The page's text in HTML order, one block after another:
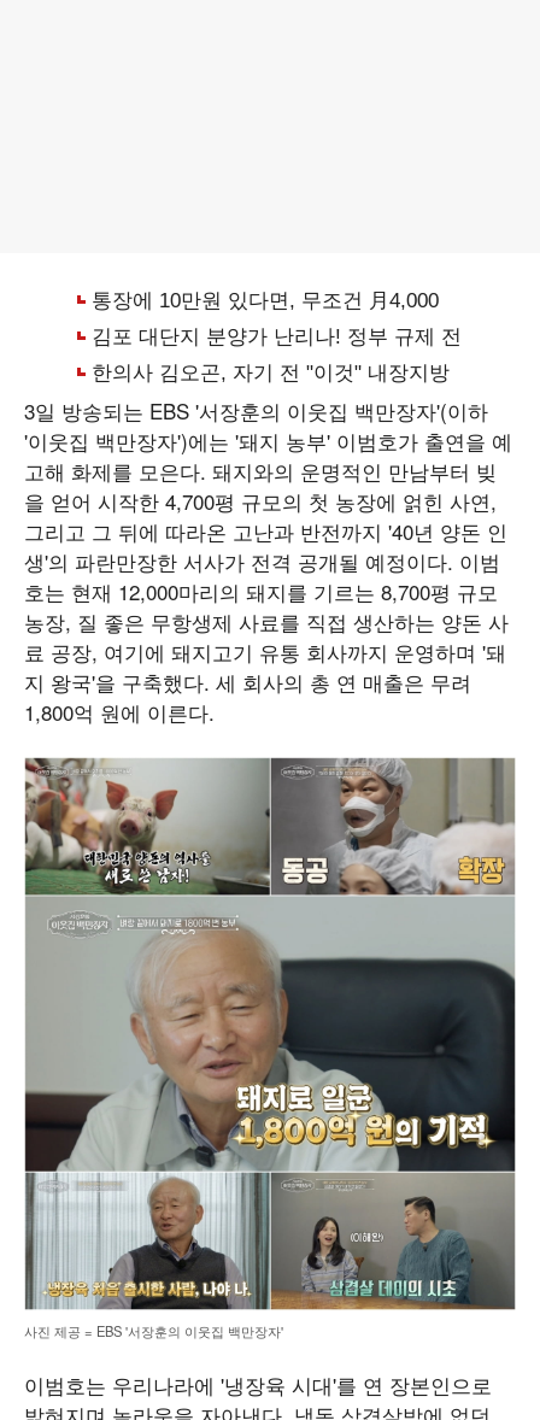
3일 방송되는 EBS '서장훈의 이웃집 백만장자'(이하
'이웃집 백만장자')에는 '돼지 농부' 이범호가 출연을 예
고해 화제를 모은다. 돼지와의 운명적인 만남부터 빚
을 얻어 시작한 4,700평 규모의 첫 농장에 얽힌 사연,
그리고 그 뒤에 따라온 고난과 반전까지 '40년 양돈 인
생'의 파란만장한 서사가 전격 공개될 예정이다. 이범
호는 현재 12,000마리의 돼지를 기르는 8,700평 규모
농장, 질 좋은 무항생제 사료를 직접 생산하는 양돈 사
료 공장, 여기에 돼지고기 유통 회사까지 운영하며 '돼
지 왕국'을 구축했다. 세 회사의 총 연 매출은 무려
1,800억 원에 이른다.
사진 제공 = EBS '서장훈의 이웃집 백만장자'
이범호는 우리나라에 '냉장육 시대'를 연 장본인으로